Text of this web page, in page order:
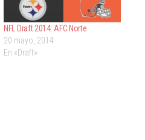
NFL Draft 2014: AFC Norte
20 mayo, 2014
En «Draft»